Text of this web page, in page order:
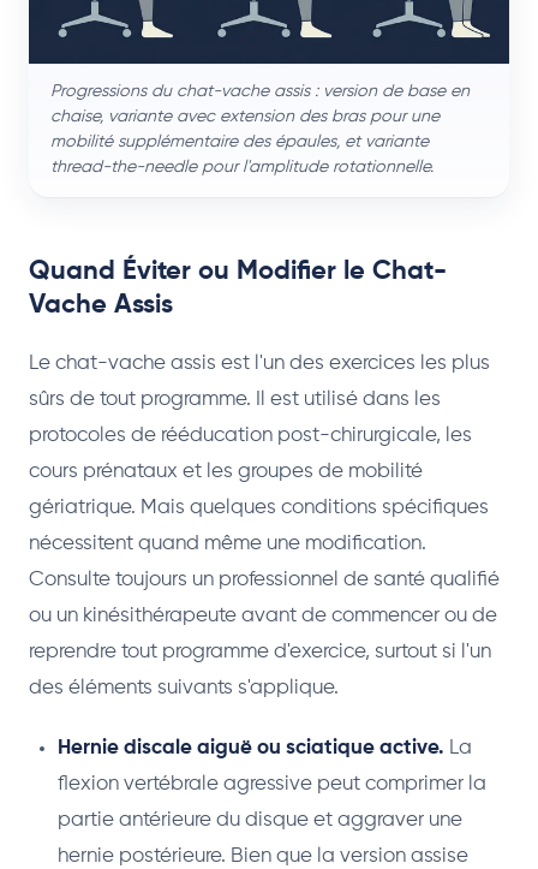
Progressions du chat-vache assis : version de base en
chaise, variante avec extension des bras pour une
mobilité supplémentaire des épaules, et variante
thread-the-needle pour l'amplitude rotationnelle.
Quand Éviter ou Modifier le Chat-
Vache Assis
Le chat-vache assis est l'un des exercices les plus
sûrs de tout programme. Il est utilisé dans les
protocoles de rééducation post-chirurgicale, les
cours prénataux et les groupes de mobilité
gériatrique. Mais quelques conditions spécifiques
nécessitent quand même une modification.
Consulte toujours un professionnel de santé qualifié
ou un kinésithérapeute avant de commencer ou de
reprendre tout programme d'exercice, surtout si l'un
des éléments suivants s'applique.
Hernie discale aiguë ou sciatique active. La
flexion vertébrale agressive peut comprimer la
partie antérieure du disque et aggraver une
hernie postérieure. Bien que la version assise